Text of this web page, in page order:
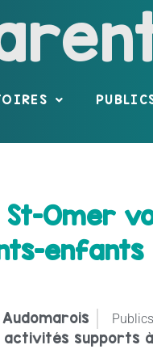
Omer
enfants
Audomarois
activités supports